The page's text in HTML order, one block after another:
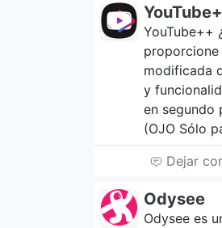
YouTube++
proporcione
modificada
y
en segundo
(OJO Sólo
Dejar
Odysee
Odysee es